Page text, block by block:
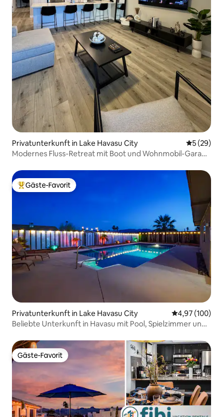
Privatunterkunft in Lake Havasu City
5 (29)
Modernes Fluss-Retreat mit Boot und Wohnmobil-Garage
Beliebter Gäste-Favorit.
Gäste-Favorit
Privatunterkunft in Lake Havasu City
4,97 (100)
Beliebte Unterkunft in Havasu mit Pool, Spielzimmer und
Gäste-Favorit
Gäste-Favorit